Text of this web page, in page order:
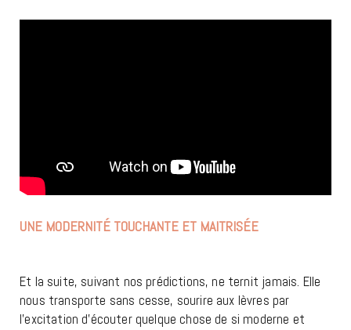
UNE MODERNITÉ TOUCHANTE ET MAITRISÉE
Et la suite, suivant nos prédictions, ne ternit jamais. Elle
nous transporte sans cesse, sourire aux lèvres par
l’excitation d’écouter quelque chose de si moderne et